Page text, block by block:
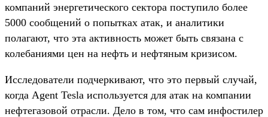
компаний энергетического сектора поступило более
5000 сообщений о попытках атак, и аналитики
полагают, что эта активность может быть связана с
колебаниями цен на нефть и нефтяным кризисом.
Исследователи подчеркивают, что это первый случай,
когда Agent Tesla используется для атак на компании
нефтегазовой отрасли. Дело в том, что сам инфостилер